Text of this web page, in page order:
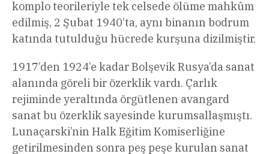
komplo teorileriyle tek celsede ölüme mahkûm
edilmiş, 2 Şubat 1940’ta, aynı binanın bodrum
katında tutulduğu hücrede kurşuna dizilmiştir.
1917’den 1924’e kadar Bolşevik Rusya’da sanat
alanında göreli bir özerklik vardı. Çarlık
rejiminde yeraltında örgütlenen avangard
sanat bu özerklik sayesinde kurumsallaşmıştı.
Lunaçarski’nin Halk Eğitim Komiserliğine
getirilmesinden sonra peş peşe kurulan sanat